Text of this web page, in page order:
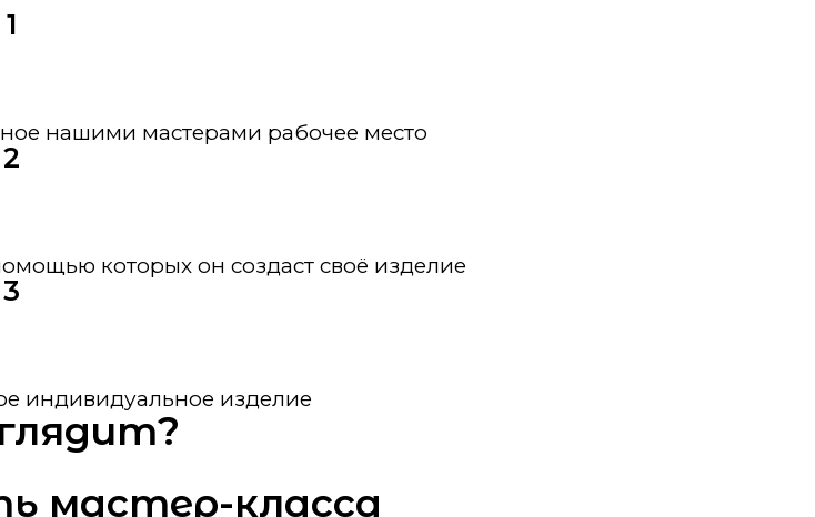
нашими мастерами рабочее место
которых он создаст своё изделие
индивидуальное изделие
мастер-класса